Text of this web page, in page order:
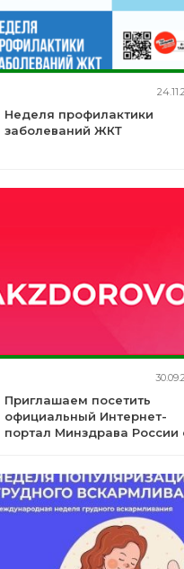
Неделя профилактики
заболеваний ЖКТ
Приглашаем посетить
официальный Интернет-
портал Минздрава России